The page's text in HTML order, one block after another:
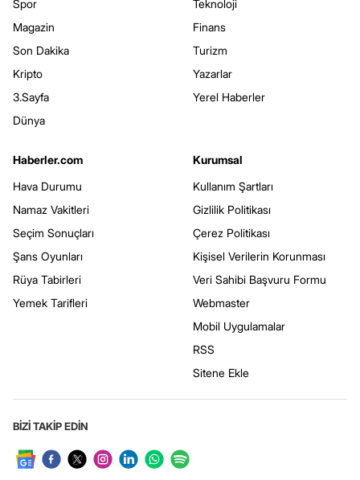
Spor
Magazin
Son Dakika
Kripto
3.Sayfa
Dünya
Teknoloji
Finans
Turizm
Yazarlar
Yerel Haberler
Haberler.com
Hava Durumu
Namaz Vakitleri
Seçim Sonuçları
Şans Oyunları
Rüya Tabirleri
Yemek Tarifleri
Kurumsal
Kullanım Şartları
Gizlilik Politikası
Çerez Politikası
Kişisel Verilerin Korunması
Veri Sahibi Başvuru Formu
Webmaster
Mobil Uygulamalar
RSS
Sitene Ekle
BİZİ TAKİP EDİN